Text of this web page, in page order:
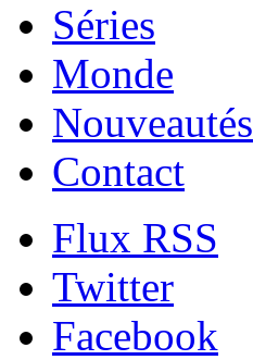
Séries
Monde
Nouveautés
Contact
Flux RSS
Twitter
Facebook